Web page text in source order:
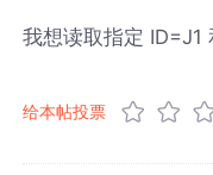
我想读取指定 ID=J1
给本帖投票